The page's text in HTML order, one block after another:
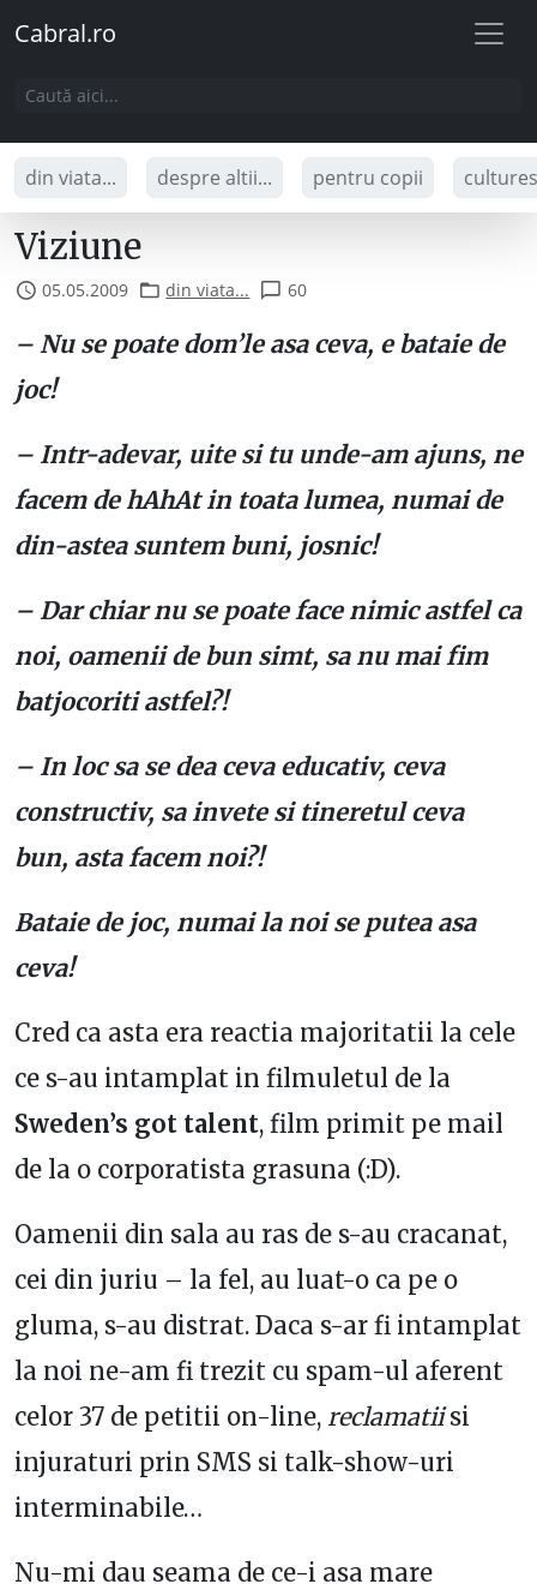
Cabral.ro
din viata... despre altii... pentru copii
Viziune
05.05.2009 din viata... 60
– Nu se poate dom’le asa ceva, e bataie de
joc!
– Intr-adevar, uite si tu unde-am ajuns, ne
facem de hAhAt in toata lumea, numai de
din-astea suntem buni, josnic!
– Dar chiar nu se poate face nimic astfel ca
noi, oamenii de bun simt, sa nu mai fim
batjocoriti astfel?!
– In loc sa se dea ceva educativ, ceva
constructiv, sa invete si tineretul ceva
bun, asta facem noi?!
Bataie de joc, numai la noi se putea asa
ceva!
Cred ca asta era reactia majoritatii la cele
ce s-au intamplat in filmuletul de la
Sweden’s got talent, film primit pe mail
de la o corporatista grasuna (:D).
Oamenii din sala au ras de s-au cracanat,
cei din juriu – la fel, au luat-o ca pe o
gluma, s-au distrat. Daca s-ar fi intamplat
la noi ne-am fi trezit cu spam-ul aferent
celor 37 de petitii on-line, reclamatiisi
injuraturi prin SMS si talk-show-uri
interminabile…
Nu-mi dau seama de ce-i asa mare